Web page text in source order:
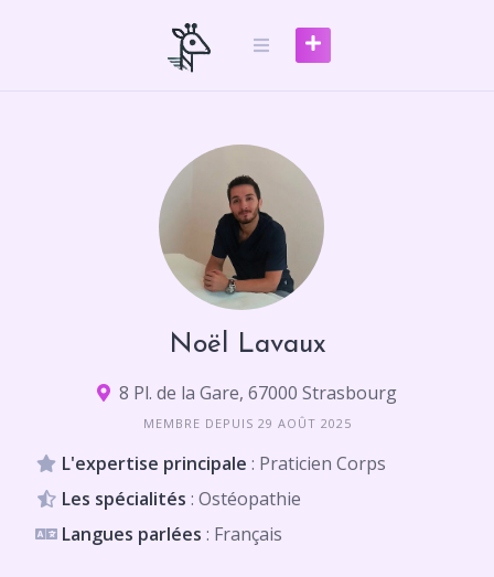
Noël Lavaux
8 Pl. de la Gare, 67000 Strasbourg
MEMBRE DEPUIS 29 AOÛT 2025
L'expertise principale : Praticien Corps
Les spécialités : Ostéopathie
Langues parlées : Français